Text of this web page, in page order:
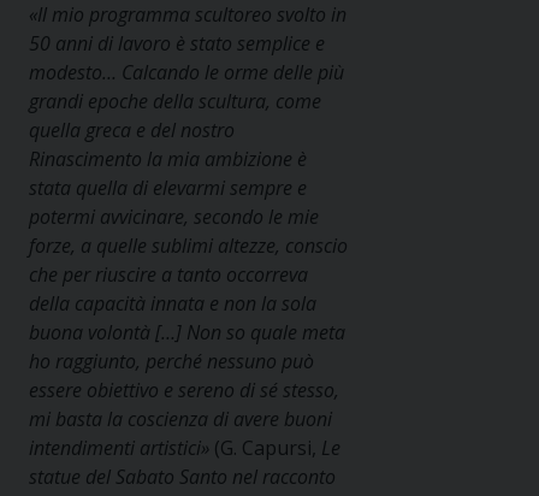
«Il mio programma scultoreo svolto in
50 anni di lavoro è stato semplice e
modesto… Calcando le orme delle più
grandi epoche della scultura, come
quella greca e del nostro
Rinascimento la mia ambizione è
stata quella di elevarmi sempre e
potermi avvicinare, secondo le mie
forze, a quelle sublimi altezze, conscio
che per riuscire a tanto occorreva
della capacità innata e non la sola
buona volontà […] Non so quale meta
ho raggiunto, perché nessuno può
essere obiettivo e sereno di sé stesso,
mi basta la coscienza di avere buoni
intendimenti artistici» (G. Capursi, Le
statue del Sabato Santo nel racconto